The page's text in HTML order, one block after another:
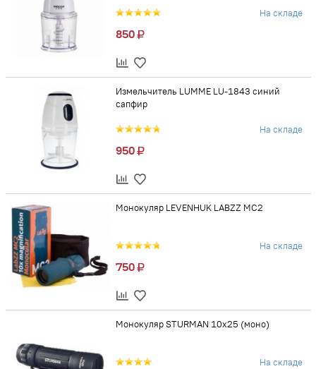
На складе
850
Измельчитель LUMME LU-1843 синий
сапфир
На складе
950
Монокуляр LEVENHUK LABZZ MC2
На складе
750
Монокуляр STURMAN 10х25 (моно)
На складе